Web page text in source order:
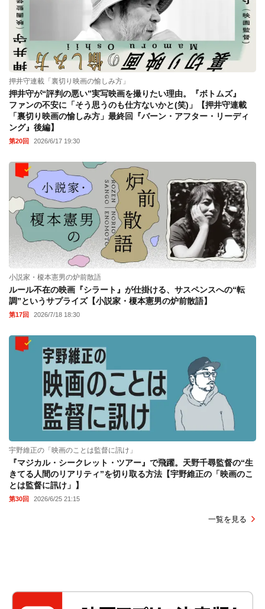
押井守連載「裏切り映画の愉しみ方」
押井守が“評判の悪い”実写映画を撮りたい理由。『ボトムズ』
ファンの不安に「そう思うのも仕方ないかと(笑)」【押井守連載
「裏切り映画の愉しみ方」最終回『バーン・アフター・リーディ
ング』後編】
第20回 2026/6/17 19:30
小説家・榎本憲男の炉前散語
ルール不在の映画『シラート』が仕掛ける、サスペンスへの“転
調”というサプライズ【小説家・榎本憲男の炉前散語】
第17回 2026/7/18 18:30
宇野維正の「映画のことは監督に訊け」
『マジカル・シークレット・ツアー』で飛躍。天野千尋監督の“生
きてる人間のリアリティ”を切り取る方法【宇野維正の「映画のこ
とは監督に訊け」】
第30回 2026/6/25 21:15
一覧を見る